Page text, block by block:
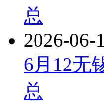
总
2026-06-
6月12无
总